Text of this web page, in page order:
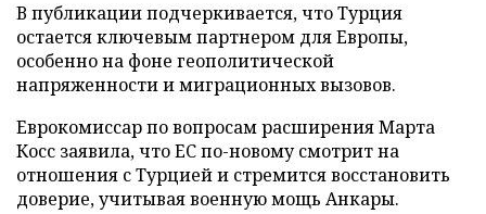
В публикации подчеркивается, что Турция
остается ключевым партнером для Европы,
особенно на фоне геополитической
напряженности и миграционных вызовов.
Еврокомиссар по вопросам расширения Марта
Косс заявила, что ЕС по-новому смотрит на
отношения с Турцией и стремится восстановить
доверие, учитывая военную мощь Анкары.